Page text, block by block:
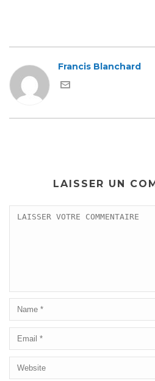
Francis Blanchard
LAISSER UN